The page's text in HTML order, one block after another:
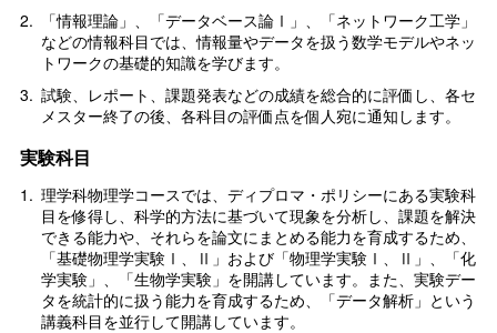
2.
「情報理論」、「データベース論Ⅰ」、「ネットワーク工学」
などの情報科目では、情報量やデータを扱う数学モデルやネッ
トワークの基礎的知識を学びます。
3. 試験、レポート、課題発表などの成績を総合的に評価し、各セ
メスター終了の後、各科目の評価点を個人宛に通知します。
実験科目
1. 理学科物理学コースでは、ディプロマ・ポリシーにある実験科
目を修得し、科学的方法に基づいて現象を分析し、課題を解決
できる能力や、それらを論文にまとめる能力を育成するため、
「基礎物理学実験Ⅰ、Ⅱ」および「物理学実験Ⅰ、Ⅱ」、「化
学実験」、「生物学実験」を開講しています。また、実験デー
タを統計的に扱う能力を育成するため、「データ解析」という
講義科目を並行して開講しています。